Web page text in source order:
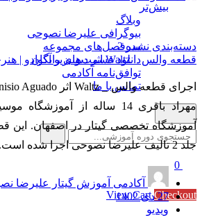
بیش‌تر
وبلاگ
بیوگرافی علیرضا نصوحی
سرفصل‌های مجموعه
دانلود قسمت‌های رایگان
توافق‌نامه آکادمی
تماس با ما
0
Subtotal
View CartCheckout
دسته‌بندی نشده2
قطعه والس _ Waltz اثر دیونیزیو آگوادو | هنرجو مهراد باقری
مهراد باقری 14 ساله از
آموزشگاه تخصصی گیتار در اصفهان. این
جلد 2 تالیف علیرضا نصوحی اجرا شده است.
آکادمی آموزش گیتار علیرضا
27 دی 1402
ویدیو